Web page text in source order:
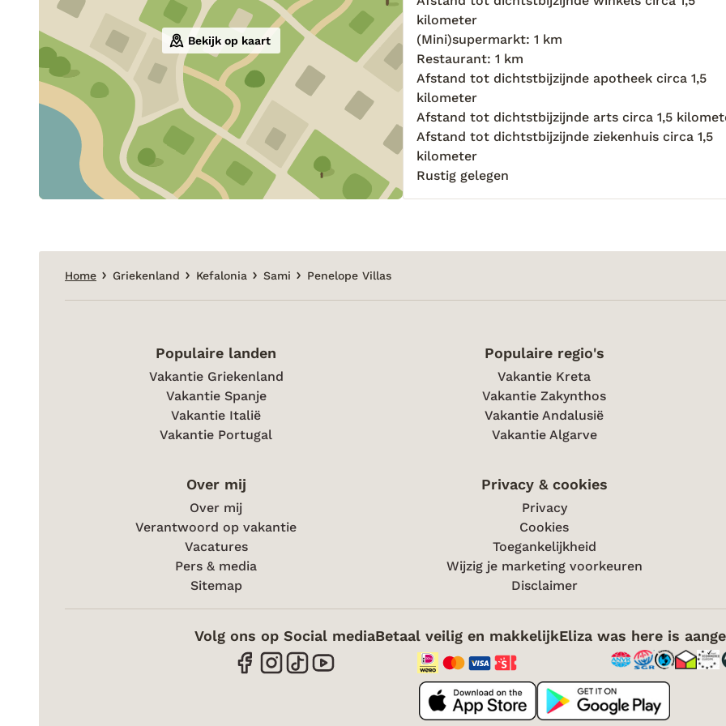
Bekijk op kaart
kilometer
(Mini)supermarkt: 1 km
Restaurant: 1 km
Afstand tot dichtstbijzijnde apotheek circa 1,5
kilometer
Afstand tot dichtstbijzijnde arts circa 1,5
Afstand tot dichtstbijzijnde ziekenhuis circa 1,5
kilometer
Rustig gelegen
Home Griekenland Kefalonia Sami Penelope Villas
Populaire landen
Vakantie Griekenland
Vakantie Spanje
Vakantie Italië
Vakantie Portugal
Populaire regio's
Vakantie Kreta
Vakantie Zakynthos
Vakantie Andalusië
Vakantie Algarve
Over mij
Over mij
Verantwoord op vakantie
Vacatures
Pers & media
Sitemap
Privacy & cookies
Privacy
Cookies
Toegankelijkheid
Wijzig je marketing voorkeuren
Disclaimer
Volg ons op Social mediaBetaal veilig en makkelijkEliza was here is